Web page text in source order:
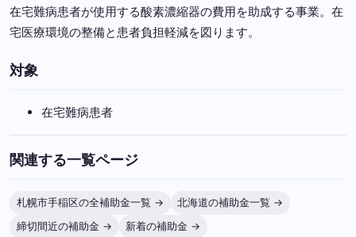
在宅難病患者が使用する酸素濃縮器の費用を助成する事業。在
宅医療環境の整備と患者負担軽減を図ります。
対象
在宅難病患者
関連する一覧ページ
札幌市手稲区の全補助金一覧 →
北海道の補助金一覧 →
締切間近の補助金 →
新着の補助金 →